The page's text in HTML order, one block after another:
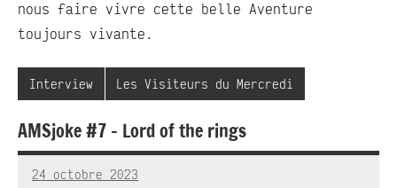
nous faire vivre cette belle Aventure
toujours vivante.
Interview Les Visiteurs du Mercredi
AMSjoke #7 – Lord of the rings
24 octobre 2023
RedBug
Aucun